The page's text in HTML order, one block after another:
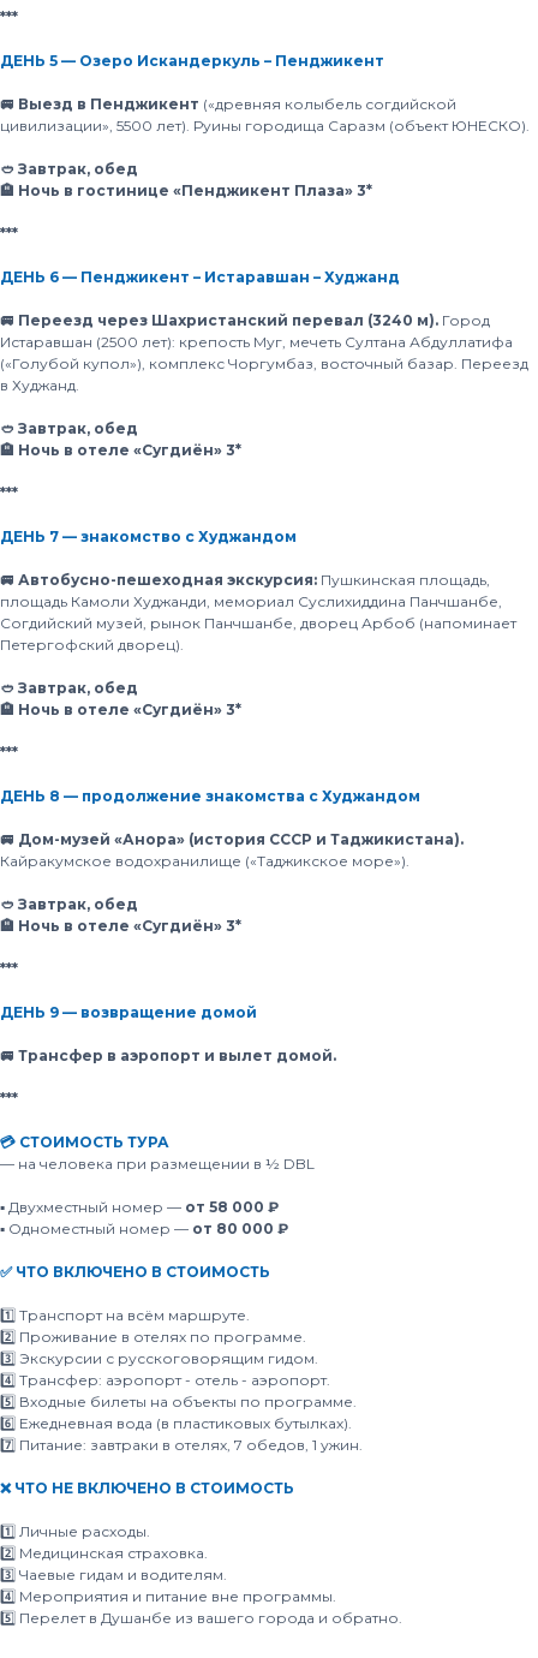
***
ДЕНЬ 5 — Озеро Искандеркуль – Пенджикент
🚐 Выезд в Пенджикент («древняя колыбель согдийской
цивилизации», 5500 лет). Руины городища Саразм (объект ЮНЕСКО).
🥙 Завтрак, обед
🏨 Ночь в гостинице «Пенджикент Плаза» 3*
***
ДЕНЬ 6 — Пенджикент – Истаравшан – Худжанд
🚐 Переезд через Шахристанский перевал (3240 м). Город
Истаравшан (2500 лет): крепость Муг, мечеть Султана Абдуллатифа
(«Голубой купол»), комплекс Чоргумбаз, восточный базар. Переезд
в Худжанд.
🥙 Завтрак, обед
🏨 Ночь в отеле «Сугдиён» 3*
***
ДЕНЬ 7 — знакомство с Худжандом
🚐 Автобусно-пешеходная экскурсия: Пушкинская площадь,
площадь Камоли Худжанди, мемориал Суслихиддина Панчшанбе,
Согдийский музей, рынок Панчшанбе, дворец Арбоб (напоминает
Петергофский дворец).
🥙 Завтрак, обед
🏨 Ночь в отеле «Сугдиён» 3*
***
ДЕНЬ 8 — продолжение знакомства с Худжандом
🚐 Дом-музей «Анора» (история СССР и Таджикистана).
Кайракумское водохранилище («Таджикское море»).
🥙 Завтрак, обед
🏨 Ночь в отеле «Сугдиён» 3*
***
ДЕНЬ 9 — возвращение домой
🚐 Трансфер в аэропорт и вылет домой.
***
💳 СТОИМОСТЬ ТУРА
— на человека при размещении в ½ DBL
▪️ Двухместный номер — от 58 000 ₽
▪️ Одноместный номер — от 80 000 ₽
✅ ЧТО ВКЛЮЧЕНО В СТОИМОСТЬ
1️⃣ Транспорт на всём маршруте.
2️⃣ Проживание в отелях по программе.
3️⃣ Экскурсии с русскоговорящим гидом.
4️⃣ Трансфер: аэропорт - отель - аэропорт.
5️⃣ Входные билеты на объекты по программе.
6️⃣ Ежедневная вода (в пластиковых бутылках).
7️⃣ Питание: завтраки в отелях, 7 обедов, 1 ужин.
❌ ЧТО НЕ ВКЛЮЧЕНО В СТОИМОСТЬ
1️⃣ Личные расходы.
2️⃣ Медицинская страховка.
3️⃣ Чаевые гидам и водителям.
4️⃣ Мероприятия и питание вне программы.
5️⃣ Перелет в Душанбе из вашего города и обратно.